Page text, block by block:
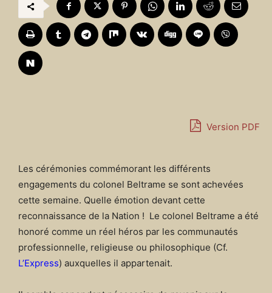
Version PDF
Les cérémonies commémorant les différents
engagements du colonel Beltrame se sont achevées
cette semaine. Quelle émotion devant cette
reconnaissance de la Nation ! Le colonel Beltrame a été
honoré comme un réel héros par les communautés
professionnelle, religieuse ou philosophique (Cf.
L’Express) auxquelles il appartenait.